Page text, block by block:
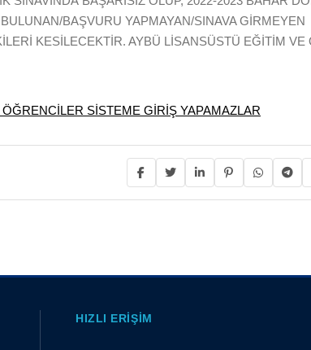
BAŞVURU YAPMAYAN/SINAVA GİRMEYEN
KESİLECEKTİR. AYBÜ LİSANSÜSTÜ EĞİTİM VE
SİSTEME GİRİŞ YAPAMAZLAR
HIZLI ERIŞIM